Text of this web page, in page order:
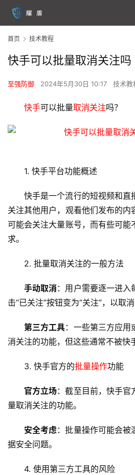
首页 技术教程
快手可以批量取消关注吗
至强防御 2024年5月30日 10:17 技术教
快手可以批量取消关注吗？
1. 快手平台功能概述
快手是一个流行的短视频和直
关注其他用户，观看他们发布的内
可能会关注大量账号，而有些可能
求。
2. 批量取消关注的一般方法
手动取消：用户需要逐一进入
击“已关注”按钮变为“关注”，以取消
第三方工具：一些第三方应用
消关注的功能，但这些通常不被快
3. 快手官方的批量操作功能
官方立场：截至目前，快手
量取消关注的功能。
安全考虑：批量操作可能会被
据安全问题。
4. 使用第三方工具的风险